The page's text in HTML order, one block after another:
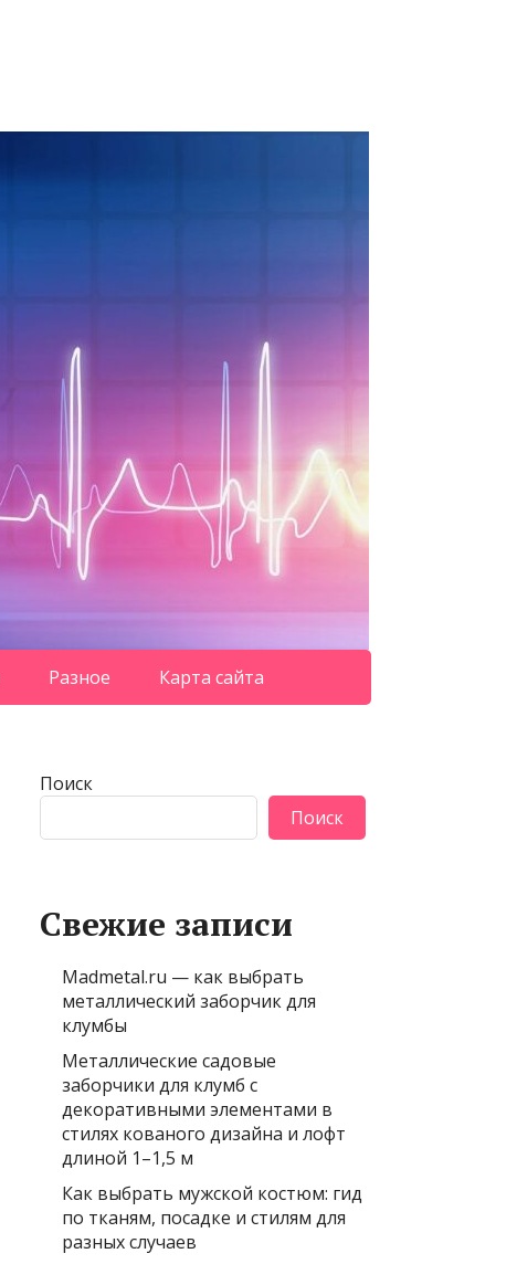
Разное Карта сайта
Поиск
Поиск
Свежие записи
Madmetal.ru — как выбрать
металлический заборчик для
клумбы
Металлические садовые
заборчики для клумб с
декоративными элементами в
стилях кованого дизайна и лофт
длиной 1–1,5 м
Как выбрать мужской костюм: гид
по тканям, посадке и стилям для
разных случаев